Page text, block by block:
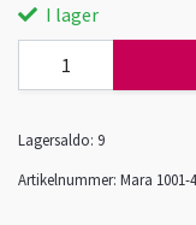
I lager
Lagersaldo: 9
Artikelnummer: Mara 1001-4